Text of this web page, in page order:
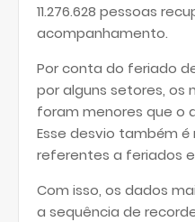
11.276.628 pessoas
acompanhamento.
Por conta do feriado
por alguns setores, os
foram menores que o
Esse desvio também
referentes a feriados
Com isso, os dados
a sequência de